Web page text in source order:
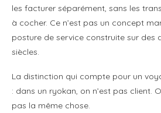
les facturer séparément, sans les
à cocher. Ce n’est pas un concept
posture de service construite sur des
siècles.
La distinction qui compte pour un
: dans un ryokan, on n’est pas client.
pas la même chose.